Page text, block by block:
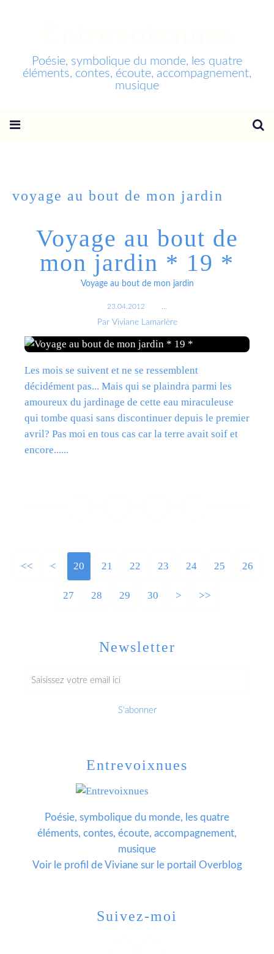
Poésie, symbolique du monde, les quatre
éléments, contes, écoute, accompagnement,
musique
voyage au bout de mon jardin
Voyage au bout de
mon jardin * 19 *
Voyage au bout de mon jardin
23.04.2012
Par Viviane Lamarlère
Les mois se suivent et ne se ressemblent
décidément pas... Mais qui se plaindra parmi les
amoureux du jardinage de cette eau miraculeuse
qui tombe quasi sans discontinuer depuis le premier
avril? Pas moi en tous cas car la terre avait soif et
encore......
<< < 10
20 21 22 23 24 25 26
27 28 29 30 > >>
Newsletter
Entrevoixnues
Poésie, symbolique du monde, les quatre
éléments, contes, écoute, accompagnement,
musique
Voir le profil deVivianesur le portail Overblog
Suivez-moi